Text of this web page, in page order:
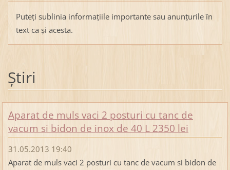
Puteţi sublinia informaţiile importante sau anunţurile în
text ca şi acesta.
Ştiri
Aparat de muls vaci 2 posturi cu tanc de
vacum si bidon de inox de 40 L 2350 lei
31.05.2013 19:40
Aparat de muls vaci 2 posturi cu tanc de vacum si bidon de